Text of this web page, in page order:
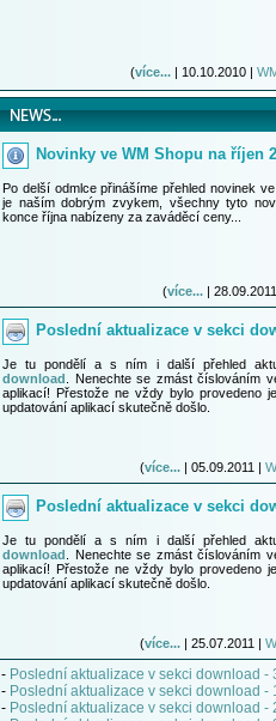
(více... | 10.10.2010 |
Novinky ve WM Shopu na říjen
Po delší odmlce přinášíme přehled novinek
je naším dobrým zvykem, všechny tyto
konce října nabízeny za zaváděcí ceny...
(více... |
Poslední aktualizace v sekci
Je tu pondělí a s ním i další přehled
download . Nenechte se zmást číslováním
aplikací! Přestože ne vždy bylo provedeno
updatování aplikací skutečně došlo.
(více... | 05.09.2011 |
Poslední aktualizace v sekci
Je tu pondělí a s ním i další přehled
download . Nenechte se zmást číslováním
aplikací! Přestože ne vždy bylo provedeno
updatování aplikací skutečně došlo.
(více... | 25.07.2011 |
- Poslední aktualizace v sekci download -
- Poslední aktualizace v sekci download -
- Poslední aktualizace v sekci download -
-Poslední aktualizace v sekci download - 31.
-Poslední aktualizace v sekci download - 27.
Poslední aktualizace v sekci download - 22.
-Poslední aktualizace v sekci download - 15.
-Poslední aktualizace v sekci download - 8.
- Novinky ve WM Shopu na listopad 2010
-Poslední aktualizace v sekci download - 1.
-Poslední aktualizace v sekci download - 25.
-Poslední aktualizace v sekci download - 4.
Poslední aktualizace v sekci download - 6. 9.
-Poukázka na 1 000,- Kč za váš článek!
-Mobipocket Creator (1. část)
-Poslední aktualizace v sekci download - 23.
-Poslední aktualizace v sekci download - 16.
Oranžové Palm Treo 680 za 850,- Kč!!!
-Poslední aktualizace v sekci download - 26.
Poslední aktualizace v sekci download - 19.
Novinky ve WM Shopu na červenec 2010